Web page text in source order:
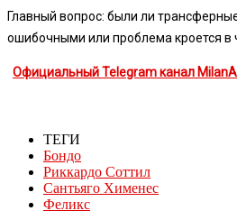
Главный вопрос: были ли
ошибочными или проблема кроется в
Официальный Telegram канал
ТЕГИ
Бондо
Риккардо Соттил
Сантьяго Хименес
Феликс